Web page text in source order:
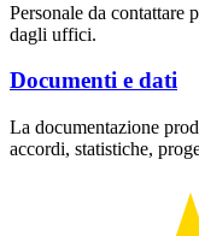
Personale da contattare
dagli uffici.
Documenti e dati
La documentazione
accordi, statistiche,